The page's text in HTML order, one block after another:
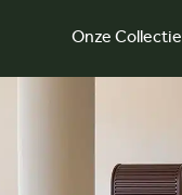
Onze Collectie